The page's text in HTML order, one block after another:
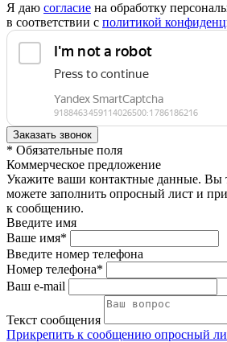
Я даю согласие на обработку
в соответствии с политикой
* Обязательные поля
Коммерческое предложение
Укажите ваши контактные данные. Вы
можете заполнить опросный лист и
к сообщению.
Введите имя
Ваше имя*
Введите номер телефона
Номер телефона*
Ваш e-mail
Текст сообщения
Прикрепить к сообщению опросный